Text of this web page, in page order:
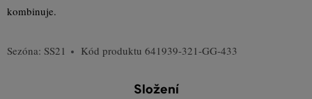
kombinuje.
Sezóna: SS21 Kód produktu 641939-321-GG-433
Složení